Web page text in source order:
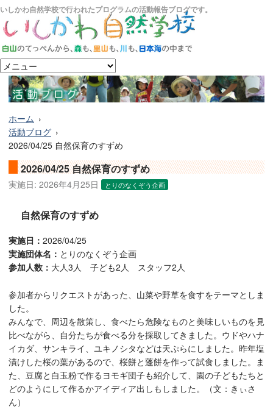
いしかわ自然学校で行われたプログラムの活動報告ブログです。
ホーム
活動ブログ
2026/04/25 自然保育のすずめ
2026/04/25 自然保育のすずめ
実施日: 2026年4月25日 とりのなくぞう企画
自然保育のすずめ
実施日： 2026/04/25
実施団体名： とりのなくぞう企画
参加人数： 大人3人 子ども2人 スタッフ2人
参加者からリクエストがあった、山菜や野草を食すをテーマとしま
した。
みんなで、周辺を散策し、食べたら危険なものと美味しいものを見
比べながら、自分たちが食べる分を採取してきました。ウドやハナ
イカダ、サンキライ、ユキノシタなどは天ぷらにしました。昨年塩
漬けした桜の葉があるので、桜餅と蓬餅を作って試食しました。ま
た、豆腐と白玉粉で作るヨモギ団子も紹介して、園の子どもたちと
どのようにして作るかアイディア出しもしました。（文：きぃさ
ん）